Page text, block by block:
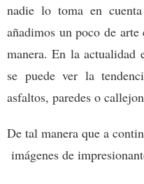
nadie lo toma en
añadimos un poco de
manera. En la actualidad
se puede ver la
asfaltos, paredes o
De tal manera que a
imágenes de